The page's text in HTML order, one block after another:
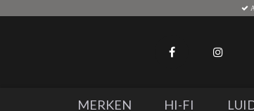
MERKEN HI-FI